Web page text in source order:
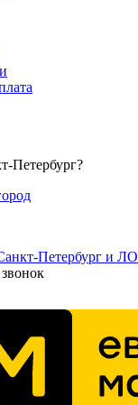
Петербург?
Петербург и ЛО